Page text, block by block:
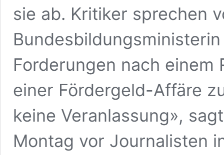
sie ab. Kritiker sprechen
Forderungen nach
einer Fördergeld-Affäre
keine Veranlassung»,
Montag vor Journalisten